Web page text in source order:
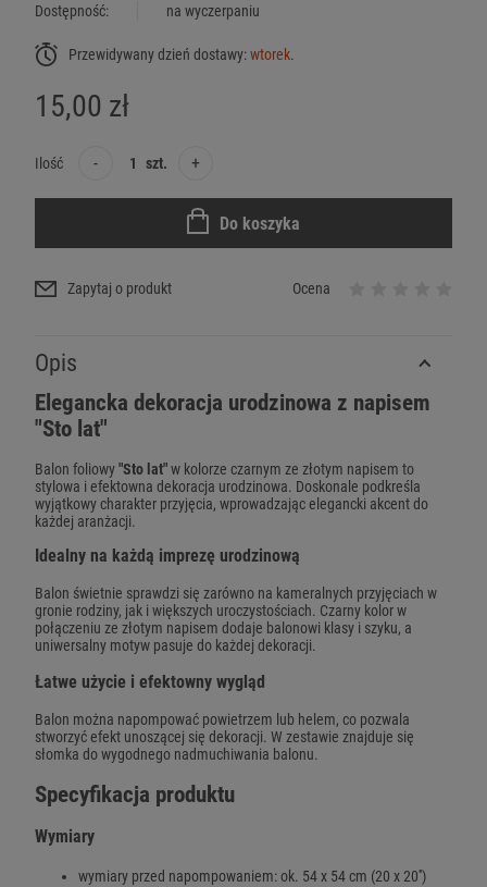
Dostępność: na wyczerpaniu
Przewidywany dzień dostawy:wtorek.
15,00 zł
Ilość - szt. +
Do koszyka
Zapytaj o produkt Ocena
Opis
Elegancka dekoracja urodzinowa z napisem
"Sto lat"
Balon foliowy"Sto lat"w kolorze czarnym ze złotym napisem to
stylowa i efektowna dekoracja urodzinowa. Doskonale podkreśla
wyjątkowy charakter przyjęcia, wprowadzając elegancki akcent do
każdej aranżacji.
Idealny na każdą imprezę urodzinową
Balon świetnie sprawdzi się zarówno na kameralnych przyjęciach w
gronie rodziny, jak i większych uroczystościach. Czarny kolor w
połączeniu ze złotym napisem dodaje balonowi klasy i szyku, a
uniwersalny motyw pasuje do każdej dekoracji.
Łatwe użycie i efektowny wygląd
Balon można napompować powietrzem lub helem, co pozwala
stworzyć efekt unoszącej się dekoracji. W zestawie znajduje się
słomka do wygodnego nadmuchiwania balonu.
Specyfikacja produktu
Wymiary
wymiary przed napompowaniem: ok. 54 x 54 cm (20 x 20'')